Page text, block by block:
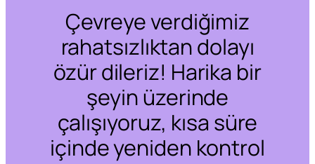
Çevreye verdiğimiz
rahatsızlıktan dolayı
özür dileriz! Harika bir
şeyin üzerinde
çalışıyoruz, kısa süre
içinde yeniden kontrol